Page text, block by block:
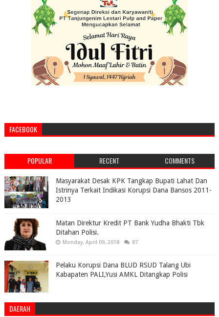
FACEBOOK
POPULAR RECENT COMMENTS
Masyarakat Desak KPK Tangkap Bupati Lahat Dan
Istrinya Terkait Indikasi Korupsi Dana Bansos 2011-
2013
Matan Direktur Kredit PT Bank Yudha Bhakti Tbk
Ditahan Polisi.
Monday, April 09, 2018 87
Pelaku Korupsi Dana BLUD RSUD Talang Ubi
Kabapaten PALI,Yusi AMKL Ditangkap Polisi
DAERAH